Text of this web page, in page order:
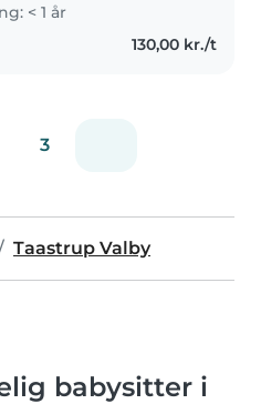
< 1 år
130,00 kr./t
3
Taastrup Valby
babysitter i